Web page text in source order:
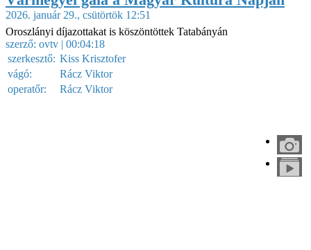
2026. január 29., csütörtök 12:51
Oroszlányi díjazottakat is köszöntöttek Tatabányán
szerző: ovtv | 00:04:18
szerkesztő: Kiss Krisztofer
vágó:
Rácz Viktor
operatőr:
Rácz Viktor